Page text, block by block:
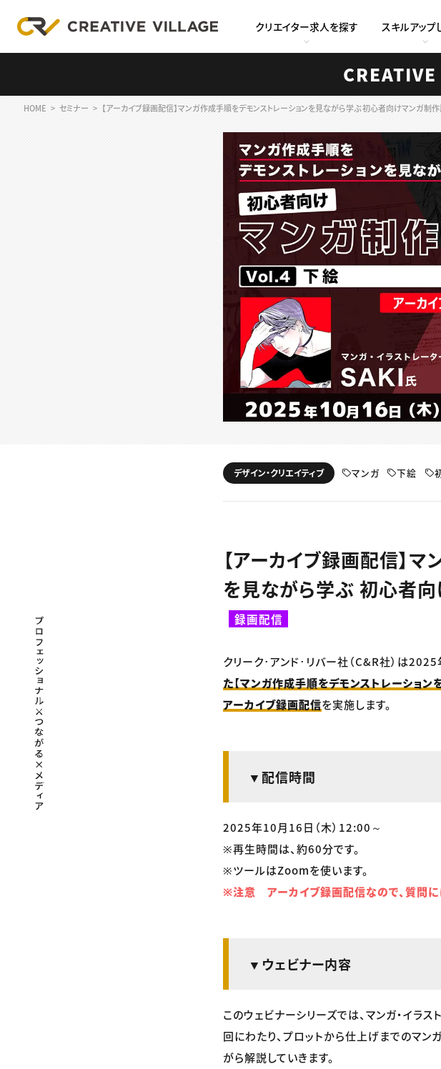
クリエイター求人を探す スキルアップ
HOME セミナー 【アーカイブ録画配信】マンガ作成手順をデモンストレーションを見ながら学ぶ 初心者向けマンガ
プロフェッショナル×つながる×メディア
デザイン・クリエイティブ マンガ 下絵
【アーカイブ録画配信】
を見ながら学ぶ 初心者
録画配信
クリーク･アンド･リバー社（C&R社）は
た【マンガ作成手順をデモンストレーシ
アーカイブ録画配信を実施します。
▼配信時間
2025年10月16日（木）12:00～
※再生時間は、約60分です。
※ツールはZoomを使います。
※注意 アーカイブ録画配信なので、質問に
▼ウェビナー内容
このウェビナーシリーズでは、マンガ・イラ
回にわたり、プロットから仕上げまでのマ
がら解説していきます。